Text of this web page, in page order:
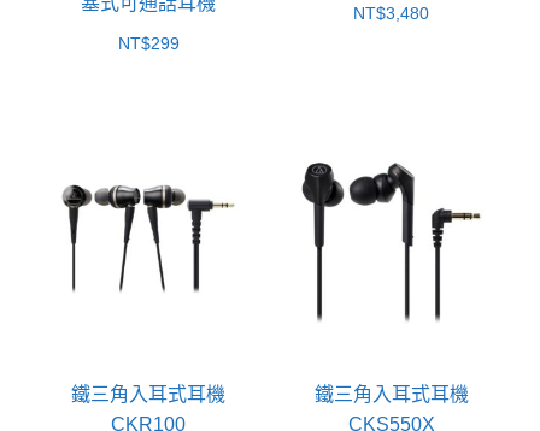
NT$299
NT$3,480
鐵三角入耳式耳機
CKR100
鐵三角入耳式耳機
CKS550X